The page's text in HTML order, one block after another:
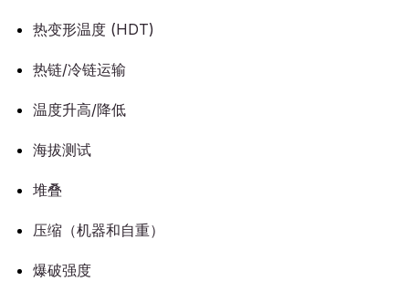
热变形温度 (HDT)
热链/冷链运输
温度升高/降低
海拔测试
堆叠
压缩（机器和自重）
爆破强度